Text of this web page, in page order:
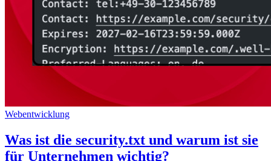
Webentwicklung
Was ist die security.txt und warum ist sie
für Unternehmen wichtig?